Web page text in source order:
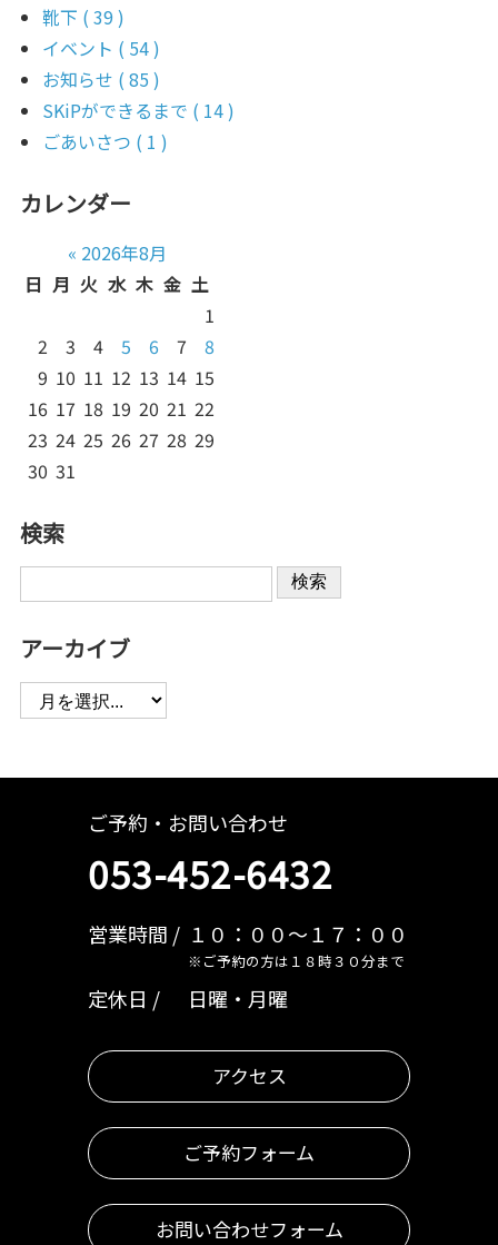
靴下 ( 39 )
イベント ( 54 )
お知らせ ( 85 )
SKiPができるまで ( 14 )
ごあいさつ ( 1 )
カレンダー
« 2026年8月
日 月 火 水 木 金 土
1
2
3 4 5 6 7
8
9 10 11 12 13 14 15
16 17 18 19 20 21 22
23 24 25 26 27 28 29
30 31
検索
検索
アーカイブ
ご予約・お問い合わせ
053-452-6432
営業時間 １０：００～１７：００
※ご予約の方は１８時３０分まで
定休日 日曜・月曜
アクセス
ご予約フォーム
お問い合わせフォーム